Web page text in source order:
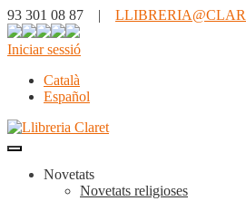
93 301 08 87 |
Iniciar sessió
Català
Español
Novetats
Novetats religioses